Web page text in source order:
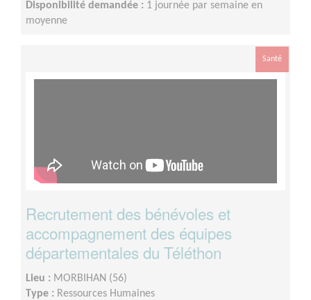
Disponibilité demandée : 1 journée par semaine en
moyenne
Santé
Recrutement des bénévoles et
accompagnement des équipes
départementales du Téléthon
Lieu : MORBIHAN (56)
Type : Ressources Humaines